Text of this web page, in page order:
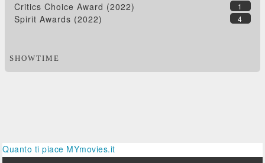
1
Critics Choice Award (2022)
4
Spirit Awards (2022)
SHOWTIME
Quanto ti piace MYmovies.it